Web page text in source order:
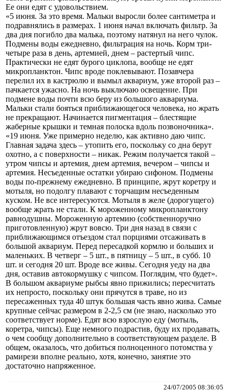
Ее они едят с удовольствием.
«5 июня. За это время. Мальки выросли более сантиметра и
подравнялись в размерах. 1 июня начал включать фильтр. За
два дня погибло два малька, поэтому натянул на него чулок.
Подмены воды ежедневно, фильтрация на ночь. Корм три-
четыре раза в день, артемией, днем – растертый чипс.
Практически не едят бурого циклопа, вообще не едят
микропланктон. Чипс вроде поклевывают. Позавчера
перелил их в кастрюлю и вымыл аквариум, уже второй раз –
пачкается ужасно. На ночь выключаю освещение. При
подмене воды почти всю беру из большого аквариума.
Мальки стали бояться приближающегося человека, но жрать
не прекращают. Начинается пигментация – блестящие
жаберные крышки и темная полоска вдоль позвоночника».
«19 июня. Уже примерно неделю, как активно даю чипс.
Главная задача здесь – утопить его, поскольку со дна берут
охотно, а с поверхности – никак. Режим получается такой –
утром чипсы и артемия, днем артемия, вечером – чипсы и
артемия. Несъеденные остатки убираю сифоном. Подмены
воды по-прежнему ежедневно. В принципе, жрут коретру и
мотыля, но подолгу плавают с торчащим несъеденным
куском. Не все интересуются. Мотыля в желе (дорогущего)
вообще жрать не стали. К мороженному микропланктону
равнодушны. Мороженную артемию (собственноручно
приготовленную) жрут вовсю. Три дня назад в связи с
приближающимся отъездом стал порциями отсаживать в
большой аквариум. Перед пересадкой кормлю и больших и
маленьких. В четверг – 5 шт., в пятницу – 5 шт., в субб. 10
шт. и сегодня 20 шт. Вроде все живы. Сегодня уеду на два
дня, оставив автокормушку с чипсом. Поглядим, что будет».
В большом аквариуме рыбсы явно прижились; пересчитать
их непросто, поскольку они прячутся в траве, но из
пересаженных туда 40 штук большая часть явно жива. Самые
крупные сейчас размером в 2-2,5 см (не знаю, насколько это
соответствует норме). Едят всю взрослую еду (мотыль,
коретра, чипсы). Еще немного подрастив, буду их продавать,
о чем сообщу дополнительно в соответствующем разделе. В
общем, оказалось, что добиться полноценного потомства у
рамирези вполне реально, хотя, конечно, занятие это
достаточно напряженное.
24/07/2005 08:36:05